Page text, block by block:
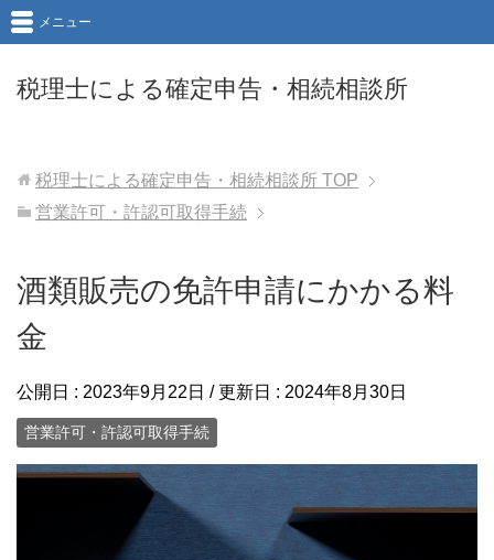
税理士による確定申告・相続相談所
メニュー
税理士による確定申告・相続相談所 TOP
営業許可・許認可取得手続
酒類販売の免許申請にかかる料
金
公開日 : 2023年9月22日 / 更新日 : 2024年8月30日
営業許可・許認可取得手続